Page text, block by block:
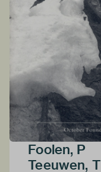
Foolen, P
Teeuwen, T